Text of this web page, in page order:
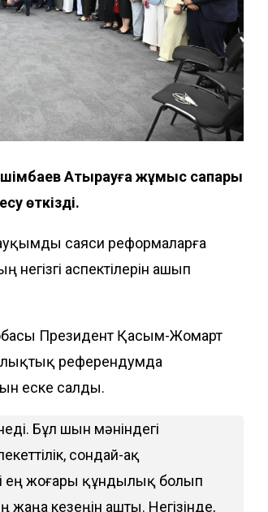
Атырауға жұмыс сапары
өткізді.
саяси реформаларға
негізгі аспектілерін ашып
Президент Қасым-Жомарт
референдумда
еске салды.
Бұл шын мәніндегі
сондай-ақ
ең жоғары құндылық болып
кезеңін ашты. Негізінде,